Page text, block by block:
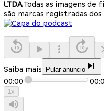
LTDA.Todas as imagens de
são marcas registradas
Saiba mais Pular anuncio
00:00
1x